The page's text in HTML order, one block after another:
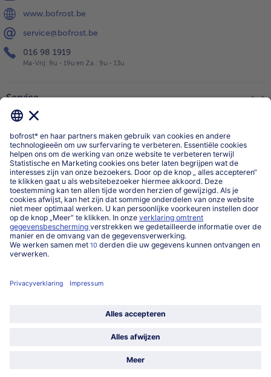
www.bofrost.be
service@bofrost.be
016 98 1919
Ma-Vrij: 9u - 19u en Za.: 9u - 13u
Service
Categorieën
Land / Taal selecteren